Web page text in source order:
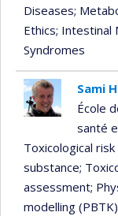
Diseases;
Ethics; Intestinal
Syndromes
Sami
École
santé
Toxicological risk
substance;
assessment;
modelling (PBTK)